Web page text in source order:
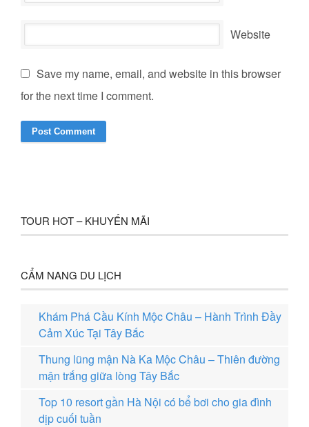
Website
Save my name, email, and website in this browser
for the next time I comment.
TOUR HOT – KHUYẾN MÃI
CẨM NANG DU LỊCH
Khám Phá Cầu Kính Mộc Châu – Hành Trình Đầy
Cảm Xúc Tại Tây Bắc
Thung lũng mận Nà Ka Mộc Châu – Thiên đường
mận trắng giữa lòng Tây Bắc
Top 10 resort gần Hà Nội có bể bơi cho gia đình
dịp cuối tuần